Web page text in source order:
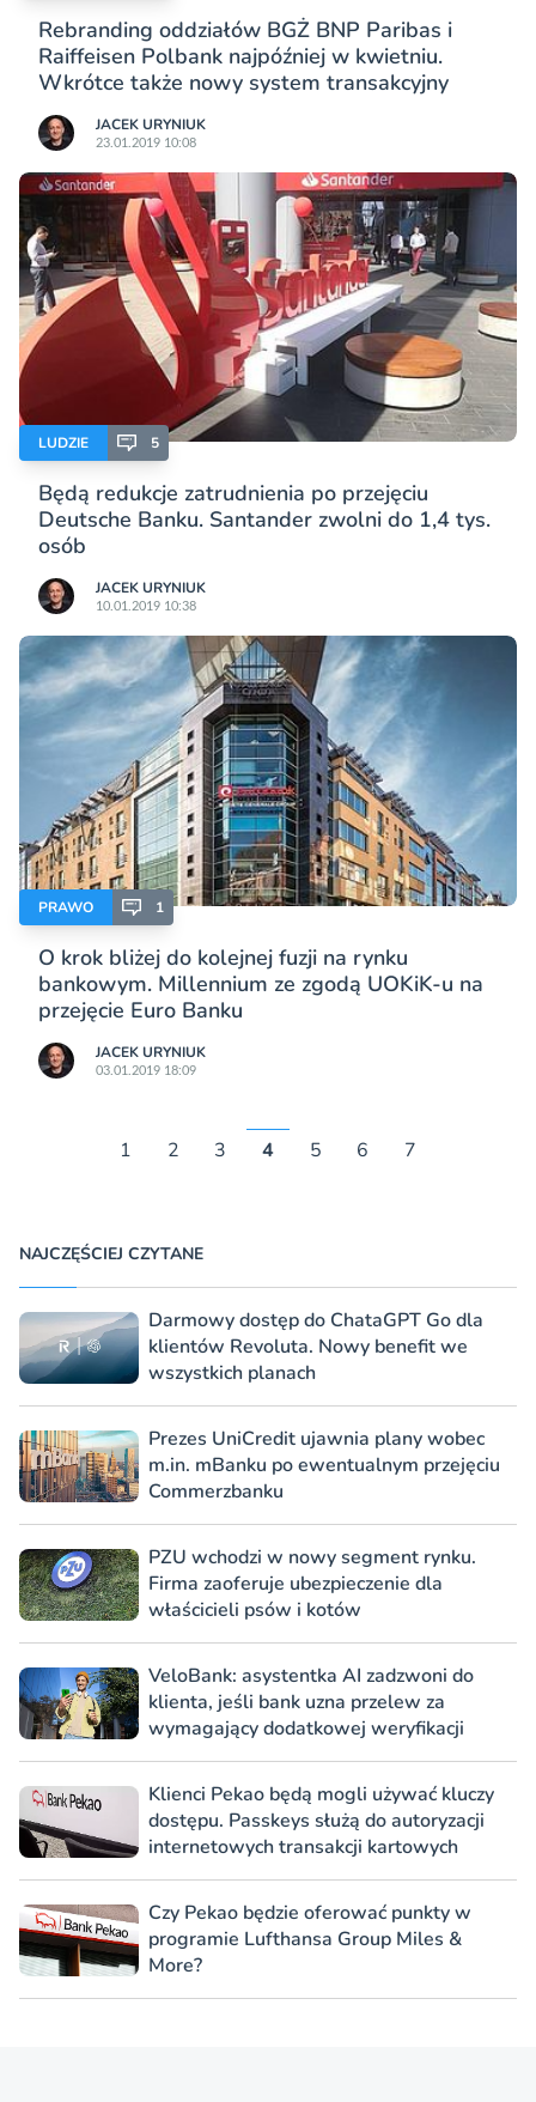
Rebranding oddziałów BGŻ BNP Paribas i
Raiffeisen Polbank najpóźniej w kwietniu.
Wkrótce także nowy system transakcyjny
JACEK URYNIUK
23.01.2019 10:08
LUDZIE 5
Będą redukcje zatrudnienia po przejęciu
Deutsche Banku. Santander zwolni do 1,4 tys.
osób
JACEK URYNIUK
10.01.2019 10:38
PRAWO 1
O krok bliżej do kolejnej fuzji na rynku
bankowym. Millennium ze zgodą UOKiK-u na
przejęcie Euro Banku
JACEK URYNIUK
03.01.2019 18:09
1 2 3 4 5 6 7
NAJCZĘŚCIEJ CZYTANE
Darmowy dostęp do ChataGPT Go dla
klientów Revoluta. Nowy benefit we
wszystkich planach
Prezes UniCredit ujawnia plany wobec
m.in. mBanku po ewentualnym przejęciu
Commerzbanku
PZU wchodzi w nowy segment rynku.
Firma zaoferuje ubezpieczenie dla
właścicieli psów i kotów
VeloBank: asystentka AI zadzwoni do
klienta, jeśli bank uzna przelew za
wymagający dodatkowej weryfikacji
Klienci Pekao będą mogli używać kluczy
dostępu. Passkeys służą do autoryzacji
internetowych transakcji kartowych
Czy Pekao będzie oferować punkty w
programie Lufthansa Group Miles &
More?